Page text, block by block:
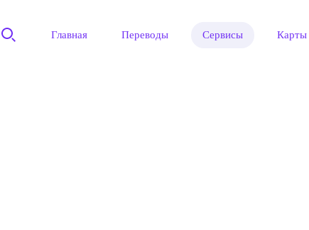
Главная Переводы Сервисы Карты